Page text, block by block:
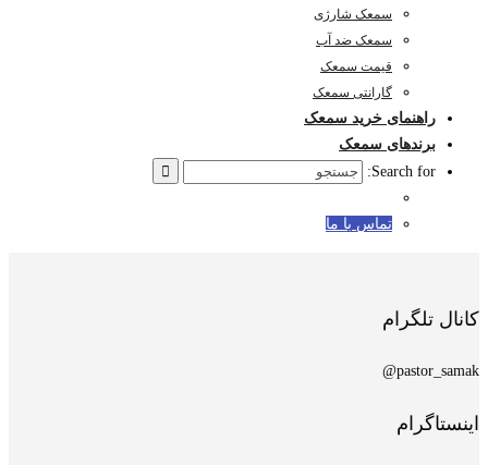
سمعک شارژی
سمعک ضد آب
قیمت سمعک
گارانتی سمعک
راهنمای خرید سمعک
برندهای سمعک
Search for:
تماس با ما
کانال تلگرام
pastor_samak@
اینستاگرام